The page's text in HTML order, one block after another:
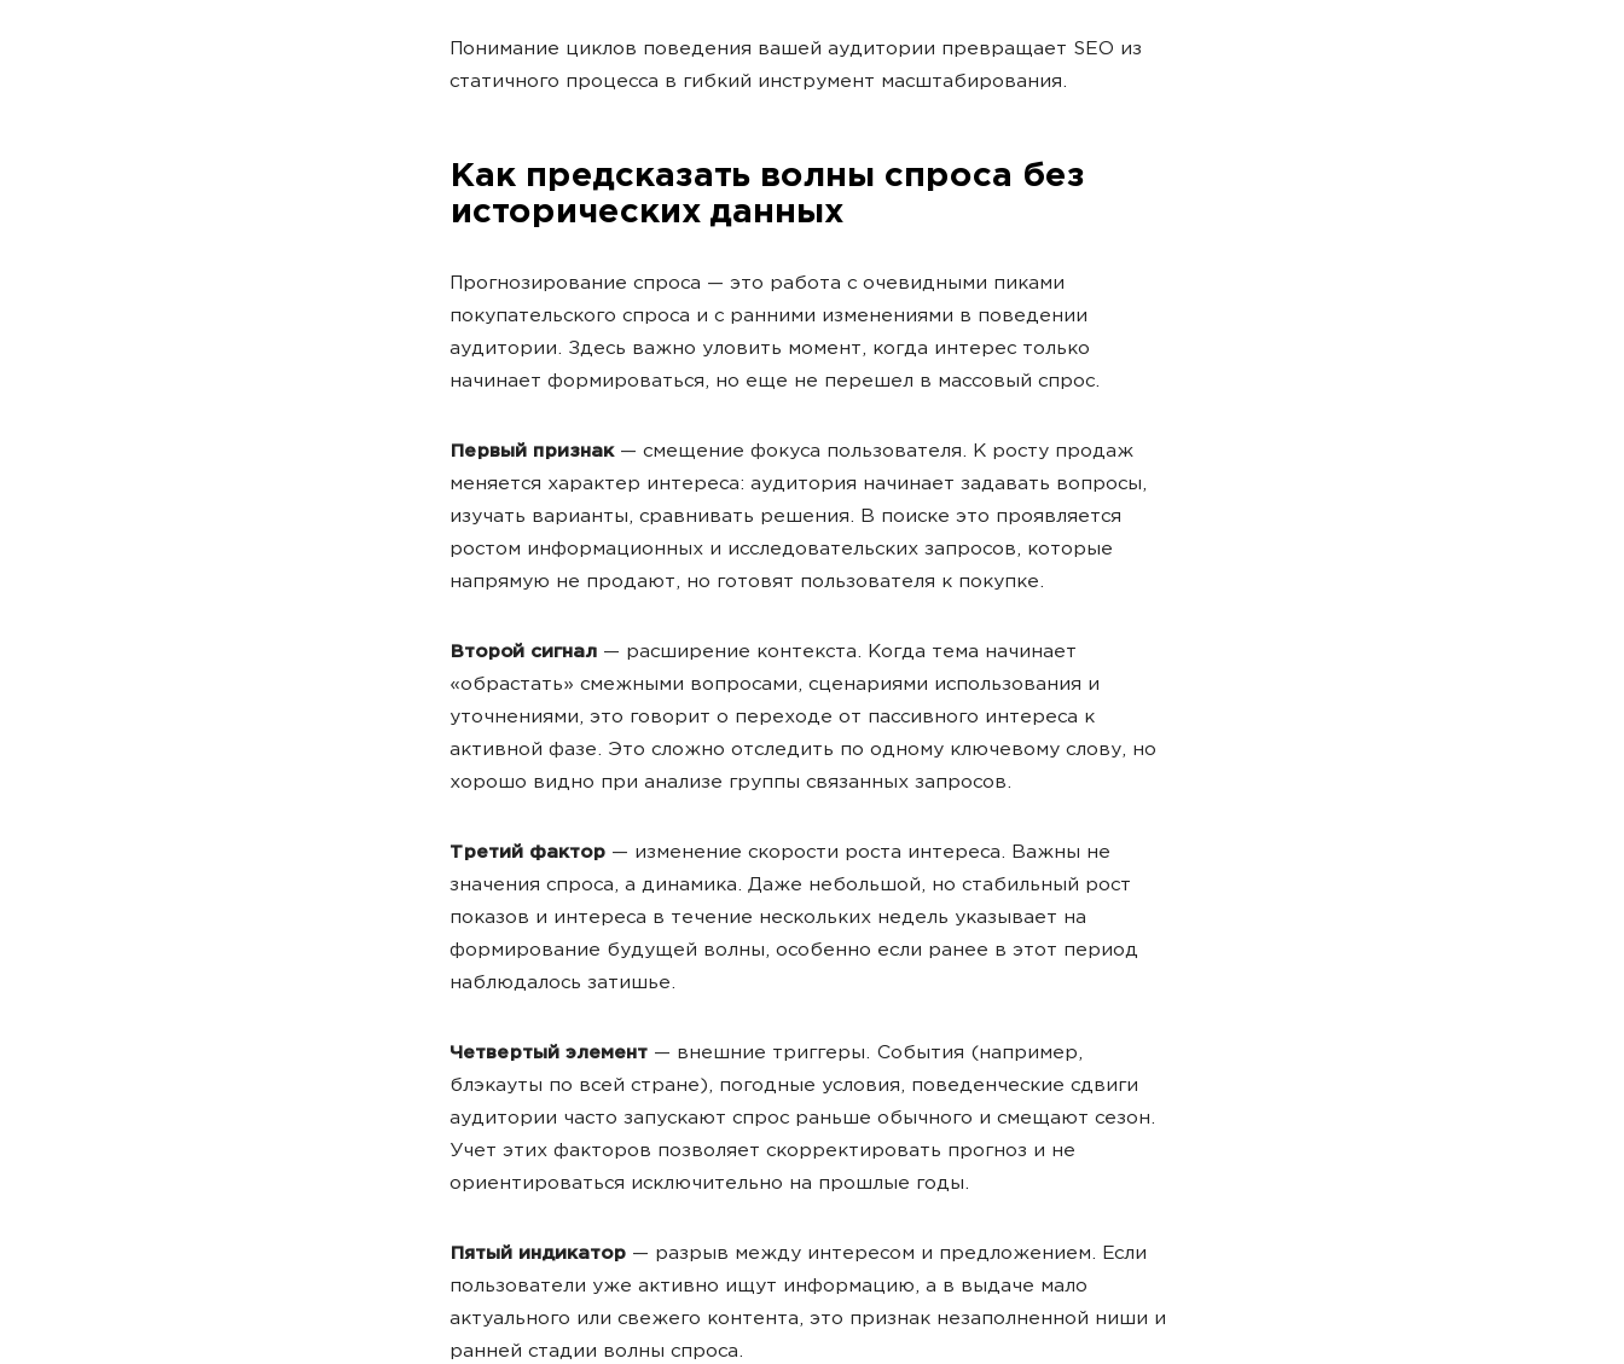
Понимание циклов поведения вашей аудитории превращает SEO из
статичного процесса в гибкий инструмент масштабирования.
Как предсказать волны спроса без
исторических данных
Прогнозирование спроса — это работа с очевидными пиками
покупательского спроса и с ранними изменениями в поведении
аудитории. Здесь важно уловить момент, когда интерес только
начинает формироваться, но еще не перешел в массовый спрос.
Первый признак — смещение фокуса пользователя. К росту продаж
меняется характер интереса: аудитория начинает задавать вопросы,
изучать варианты, сравнивать решения. В поиске это проявляется
ростом информационных и исследовательских запросов, которые
напрямую не продают, но готовят пользователя к покупке.
Второй сигнал — расширение контекста. Когда тема начинает
«обрастать» смежными вопросами, сценариями использования и
уточнениями, это говорит о переходе от пассивного интереса к
активной фазе. Это сложно отследить по одному ключевому слову, но
хорошо видно при анализе группы связанных запросов.
Третий фактор — изменение скорости роста интереса. Важны не
значения спроса, а динамика. Даже небольшой, но стабильный рост
показов и интереса в течение нескольких недель указывает на
формирование будущей волны, особенно если ранее в этот период
наблюдалось затишье.
Четвертый элемент — внешние триггеры. События (например,
блэкауты по всей стране), погодные условия, поведенческие сдвиги
аудитории часто запускают спрос раньше обычного и смещают сезон.
Учет этих факторов позволяет скорректировать прогноз и не
ориентироваться исключительно на прошлые годы.
Пятый индикатор — разрыв между интересом и предложением. Если
пользователи уже активно ищут информацию, а в выдаче мало
актуального или свежего контента, это признак незаполненной ниши и
ранней стадии волны спроса.